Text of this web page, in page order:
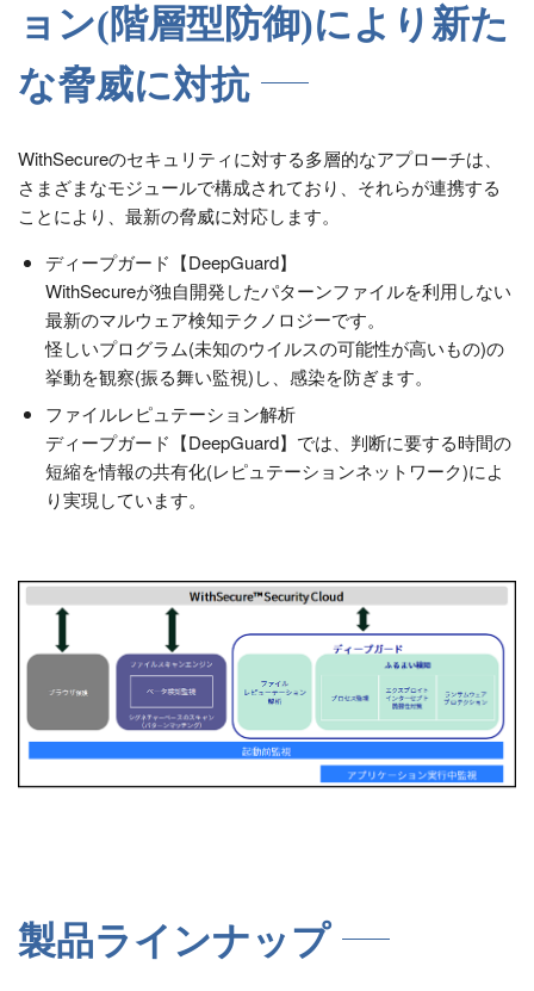
ョン(階層型防御)により新た
な脅威に対抗
WithSecureのセキュリティに対する多層的なアプローチは、
さまざまなモジュールで構成されており、それらが連携する
ことにより、最新の脅威に対応します。
ディープガード【DeepGuard】
WithSecureが独自開発したパターンファイルを利用しない
最新のマルウェア検知テクノロジーです。
怪しいプログラム(未知のウイルスの可能性が高いもの)の
挙動を観察(振る舞い監視)し、感染を防ぎます。
ファイルレピュテーション解析
ディープガード【DeepGuard】では、判断に要する時間の
短縮を情報の共有化(レピュテーションネットワーク)によ
り実現しています。
製品ラインナップ